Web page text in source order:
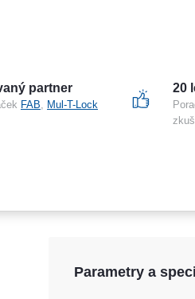
partner
FAB, Mul-T-Lock
20
Parametry a